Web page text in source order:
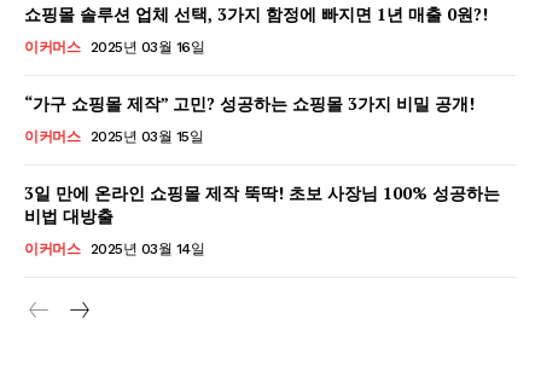
쇼핑몰 솔루션 업체 선택, 3가지 함정에 빠지면 1년 매출 0원?!
이커머스 2025년 03월 16일
“가구 쇼핑몰 제작” 고민? 성공하는 쇼핑몰 3가지 비밀 공개!
이커머스 2025년 03월 15일
3일 만에 온라인 쇼핑몰 제작 뚝딱! 초보 사장님 100% 성공하는
비법 대방출
이커머스 2025년 03월 14일